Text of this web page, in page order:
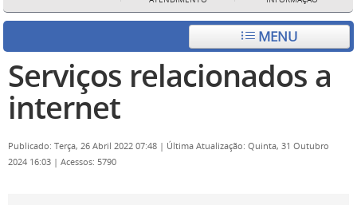
MENU
Serviços relacionados a
internet
Publicado: Terça, 26 Abril 2022 07:48 | Última Atualização: Quinta, 31 Outubro
2024 16:03 | Acessos: 5790